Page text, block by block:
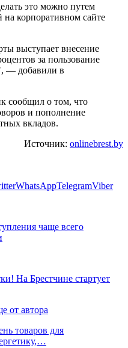
это можно путем
на корпоративном сайте
выступает внесение
за пользование
— добавили в
сообщил о том, что
и пополнение
вкладов.
Источник: onlinebrest.by
WhatsAppTelegramViber
чаще всего
На Брестчине стартует
от автора
товаров для